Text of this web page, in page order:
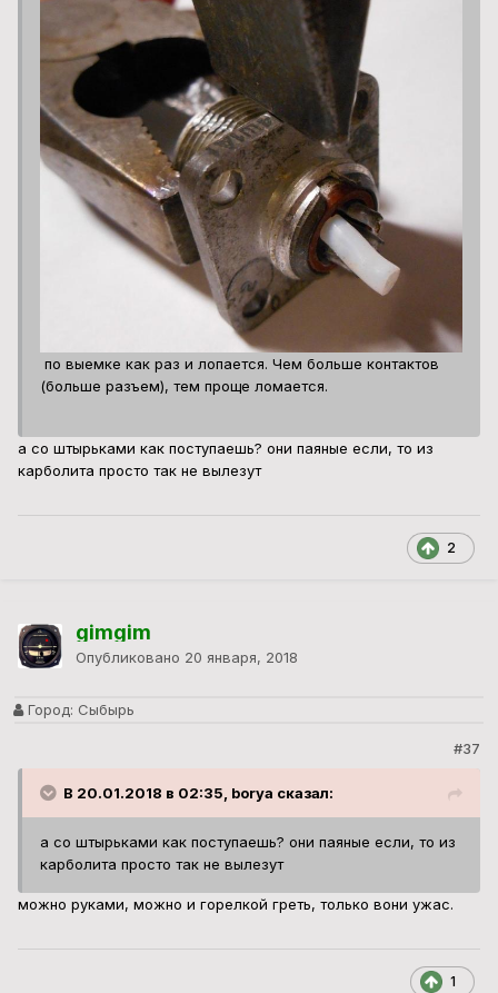
по выемке как раз и лопается. Чем больше контактов
(больше разъем), тем проще ломается.
а со штырьками как поступаешь? они паяные если, то из
карболита просто так не вылезут
2
gimgim
Опубликовано 20 января, 2018
Город: Сыбырь
#37
В 20.01.2018 в 02:35, borya сказал:
а со штырьками как поступаешь? они паяные если, то из
карболита просто так не вылезут
можно руками, можно и горелкой греть, только вони ужас.
1